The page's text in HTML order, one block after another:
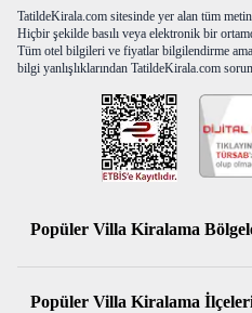
TatildeKirala.com sitesinde yer alan tüm
Hiçbir şekilde basılı veya elektronik bir
Tüm otel bilgileri ve fiyatlar bilgilendirme
bilgi yanlışlıklarından TatildeKirala.com
Popüler Villa Kiralama
Antalya Kiralık Villa
Muğla Kiralık Villa
Popüler Villa Kiralama